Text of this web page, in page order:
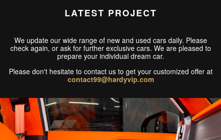
LATEST PROJECT
We update our wide range of new and used cars daily. Please
check again, or ask for further exclusive cars. We are pleased to
prepare your individual dream car.
Please don't hesitate to contact us to get your customized offer at
contact99@hardyvip.com